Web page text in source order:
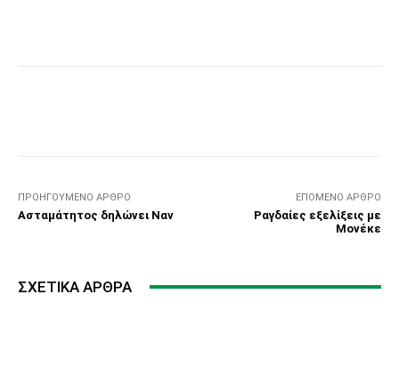
ΠΡΟΗΓΟΎΜΕΝΟ ΆΡΘΡΟ
Ασταμάτητος δηλώνει Ναν
ΕΠΌΜΕΝΟ ΆΡΘΡΟ
Ραγδαίες εξελίξεις με
Μονέκε
ΣΧΕΤΙΚΆ ΆΡΘΡΑ